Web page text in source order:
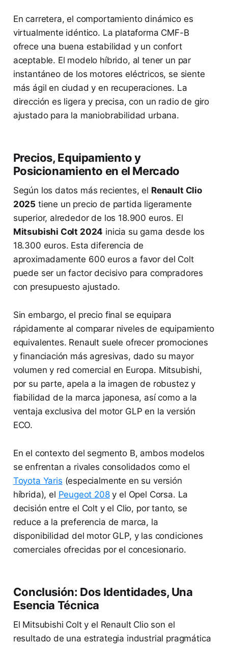
En carretera, el comportamiento dinámico es
virtualmente idéntico. La plataforma CMF-B
ofrece una buena estabilidad y un confort
aceptable. El modelo híbrido, al tener un par
instantáneo de los motores eléctricos, se siente
más ágil en ciudad y en recuperaciones. La
dirección es ligera y precisa, con un radio de giro
ajustado para la maniobrabilidad urbana.
Precios, Equipamiento y
Posicionamiento en el Mercado
Según los datos más recientes, el Renault Clio
2025 tiene un precio de partida ligeramente
superior, alrededor de los 18.900 euros. El
Mitsubishi Colt 2024 inicia su gama desde los
18.300 euros. Esta diferencia de
aproximadamente 600 euros a favor del Colt
puede ser un factor decisivo para compradores
con presupuesto ajustado.
Sin embargo, el precio final se equipara
rápidamente al comparar niveles de equipamiento
equivalentes. Renault suele ofrecer promociones
y financiación más agresivas, dado su mayor
volumen y red comercial en Europa. Mitsubishi,
por su parte, apela a la imagen de robustez y
fiabilidad de la marca japonesa, así como a la
ventaja exclusiva del motor GLP en la versión
ECO.
En el contexto del segmento B, ambos modelos
se enfrentan a rivales consolidados como el
Toyota Yaris (especialmente en su versión
híbrida), el Peugeot 208y el Opel Corsa. La
decisión entre el Colt y el Clio, por tanto, se
reduce a la preferencia de marca, la
disponibilidad del motor GLP, y las condiciones
comerciales ofrecidas por el concesionario.
Conclusión: Dos Identidades, Una
Esencia Técnica
El Mitsubishi Colt y el Renault Clio son el
resultado de una estrategia industrial pragmática